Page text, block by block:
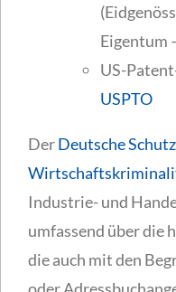
Eigentum
US-
USPTO
DerDeutsche
Industrie- und
umfassend über die
die auch mit den